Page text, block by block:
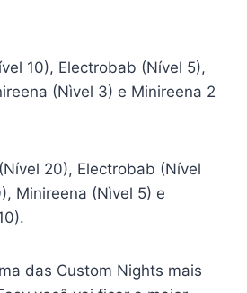
10), Electrobab (Nível 5),
(Nìvel 3) e Minireena 2
20), Electrobab (Nível
Minireena (Nìvel 5) e
das Custom Nights mais